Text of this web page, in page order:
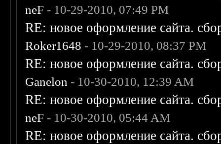
neF - 10-29-2010, 07:49 PM
RE: новое оформление сайта.
Roker1648 - 10-29-2010, 08:37 PM
RE: новое оформление сайта.
Ganelon - 10-30-2010, 12:39 AM
RE: новое оформление сайта.
neF - 10-30-2010, 05:44 AM
RE: новое оформление сайта.